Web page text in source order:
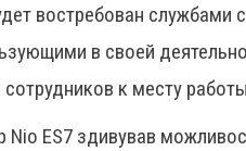
востребован службами
в своей
к месту
Nio ES7 здивував